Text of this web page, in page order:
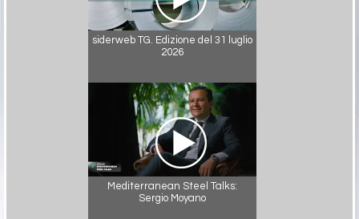
siderweb TG. Edizione del 31 luglio
2026
Mediterranean Steel Talks:
Sergio Moyano